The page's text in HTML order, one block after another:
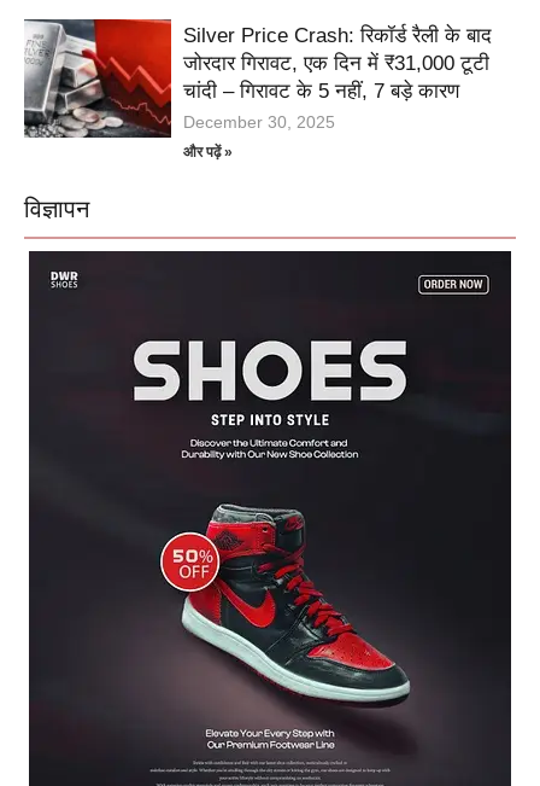
Silver Price Crash: रिकॉर्ड रैली के बाद
जोरदार गिरावट, एक दिन में ₹31,000 टूटी
चांदी – गिरावट के 5 नहीं, 7 बड़े कारण
December 30, 2025
और पढ़ें »
विज्ञापन